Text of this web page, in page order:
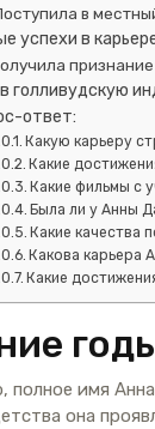
в
успехи в
голливудскую
ответ:
Какую карьеру
Какие
Какие фильмы с
Была ли у Анны
Какие качества
Какова карьера
Какие
полное имя
она